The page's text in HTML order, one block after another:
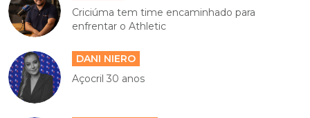
Criciúma tem time encaminhado para
enfrentar o Athletic
DANI NIERO
Açocril 30 anos